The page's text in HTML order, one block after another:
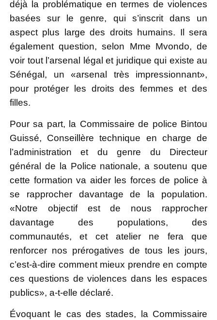
déjà la problématique en termes de violences
basées sur le genre, qui s’inscrit dans un
aspect plus large des droits humains. Il sera
également question, selon Mme Mvondo, de
voir tout l’arsenal légal et juridique qui existe au
Sénégal, un «arsenal très impressionnant»,
pour protéger les droits des femmes et des
filles.
Pour sa part, la Commissaire de police Bintou
Guissé, Conseillère technique en charge de
l’administration et du genre du Directeur
général de la Police nationale, a soutenu que
cette formation va aider les forces de police à
se rapprocher davantage de la population.
«Notre objectif est de nous rapprocher
davantage des populations, des
communautés, et cet atelier ne fera que
renforcer nos prérogatives de tous les jours,
c’est-à-dire comment mieux prendre en compte
ces questions de violences dans les espaces
publics», a-t-elle déclaré.
Évoquant le cas des stades, la Commissaire